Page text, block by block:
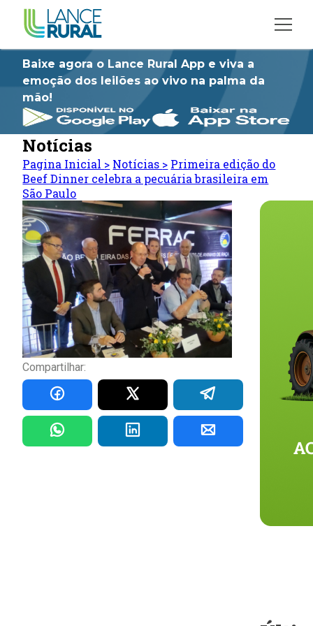
Baixe agora o Lance Rural App e viva a
emoção dos leilões ao vivo na palma da
mão!
Notícias
Pagina Inicial > Notícias > Primeira edição do
Beef Dinner celebra a pecuária brasileira em
São Paulo
Compartilhar: